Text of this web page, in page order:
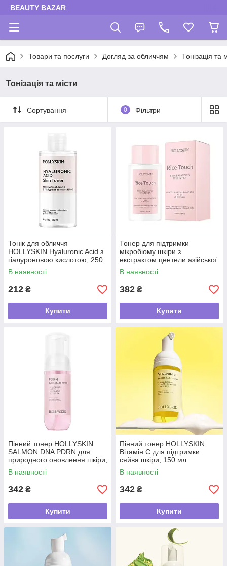
BEAUTY BAZAR
Товари та послуги Догляд за обличчям Тонізація та
Тонізація та місти
Сортування 0 Фільтри
Тонік для обличчя
HOLLYSKIN Hyaluronic Acid з
гіалуроновою кислотою, 250
мл
В наявності
212 ₴
Купити
Тонер для підтримки
мікробіому шкіри з
екстрактом центели азійської
і рисом Rice Touch
HOLLYSKIN, 200 мл
В наявності
382 ₴
Купити
Пінний тонер HOLLYSKIN
SALMON DNA PDRN для
природного оновлення шкіри,
150 мл
В наявності
342 ₴
Купити
Пінний тонер HOLLYSKIN
Вітамін С для підтримки
сяйва шкіри, 150 мл
В наявності
342 ₴
Купити